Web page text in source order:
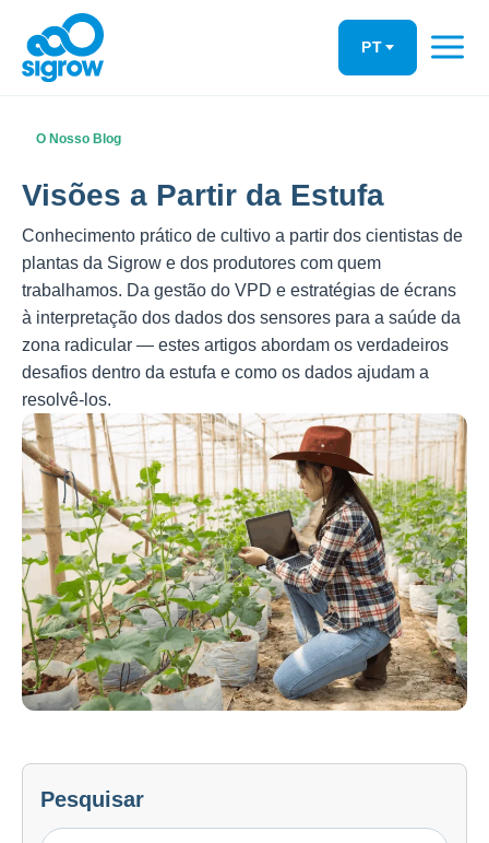
content
PT
O Nosso Blog
Visões a Partir da Estufa
Conhecimento prático de cultivo a partir dos cientistas de
plantas da Sigrow e dos produtores com quem
trabalhamos. Da gestão do VPD e estratégias de écrans
à interpretação dos dados dos sensores para a saúde da
zona radicular — estes artigos abordam os verdadeiros
desafios dentro da estufa e como os dados ajudam a
resolvê-los.
Pesquisar